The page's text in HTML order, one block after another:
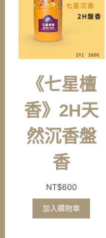
《七星檀
香》2H天
然沉香盤
香
NT$600
加入購物車